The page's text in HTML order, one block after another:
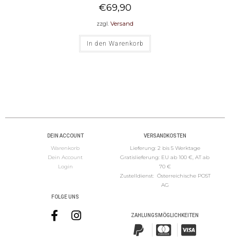
€69,90
zzgl. Versand
In den Warenkorb
DEIN ACCOUNT
Warenkorb
Dein Account
Login
FOLGE UNS
VERSANDKOSTEN
Lieferung: 2 bis 5 Werktage
Gratislieferung: EU ab 100 €, AT ab
70 €
Zustelldienst: Österreichische POST
AG
ZAHLUNGSMÖGLICHKEITEN